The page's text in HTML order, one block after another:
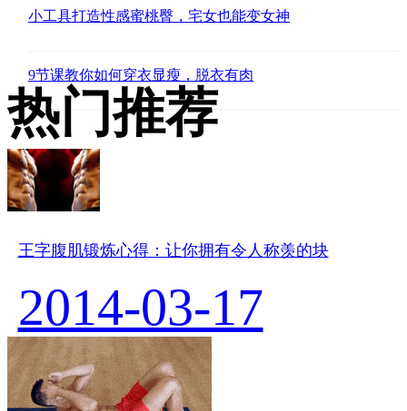
小工具打造性感蜜桃臀，宅女也能变女神
9节课教你如何穿衣显瘦，脱衣有肉
热门推荐
王字腹肌锻炼心得：让你拥有令人称羡的块
2014-03-17